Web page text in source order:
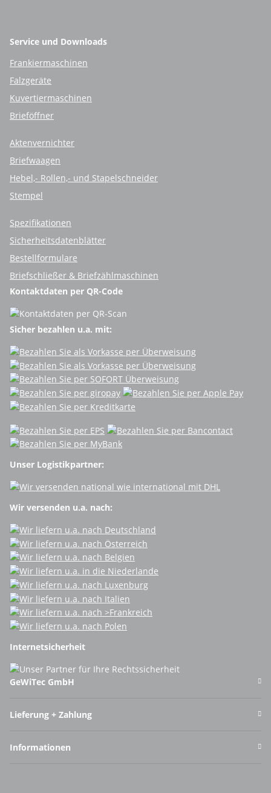
Service und Downloads
Frankiermaschinen
Falzgeräte
Kuvertiermaschinen
Brieföffner
Aktenvernichter
Briefwaagen
Hebel,- Rollen,- und Stapelschneider
Stempel
Spezifikationen
Sicherheitsdatenblätter
Bestellformulare
Briefschließer & Briefzählmaschinen
Kontaktdaten per QR-Code
Sicher bezahlen u.a. mit:
Unser Logistikpartner:
Wir versenden u.a. nach:
Internetsicherheit
GeWiTec GmbH
Lieferung + Zahlung
Informationen